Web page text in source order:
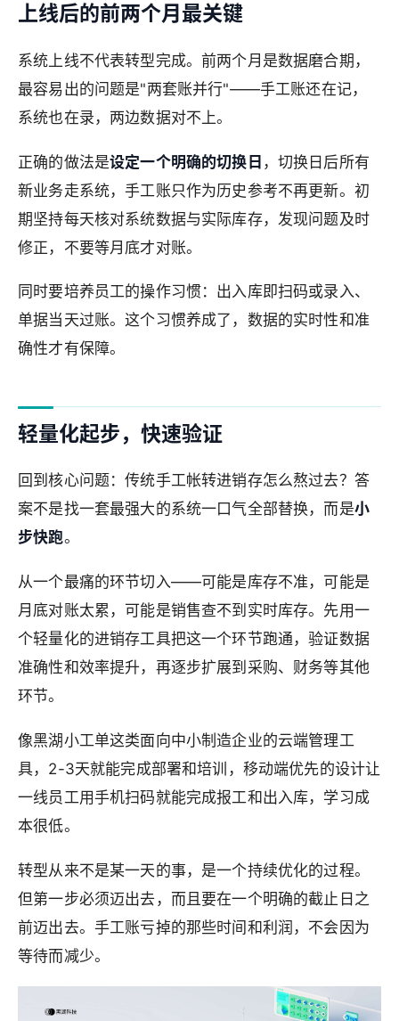
上线后的前两个月最关键
系统上线不代表转型完成。前两个月是数据磨合期，
最容易出的问题是"两套账并行"——手工账还在记，
系统也在录，两边数据对不上。
正确的做法是设定一个明确的切换日 ，切换日后所有
新业务走系统，手工账只作为历史参考不再更新。初
期坚持每天核对系统数据与实际库存，发现问题及时
修正，不要等月底才对账。
同时要培养员工的操作习惯：出入库即扫码或录入、
单据当天过账。这个习惯养成了，数据的实时性和准
确性才有保障。
轻量化起步，快速验证
回到核心问题：传统手工帐转进销存怎么熬过去？答
案不是找一套最强大的系统一口气全部替换，而是小
步快跑。
从一个最痛的环节切入——可能是库存不准，可能是
月底对账太累，可能是销售查不到实时库存。先用一
个轻量化的进销存工具把这一个环节跑通，验证数据
准确性和效率提升，再逐步扩展到采购、财务等其他
环节。
像黑湖小工单这类面向中小制造企业的云端管理工
具，2-3天就能完成部署和培训，移动端优先的设计让
一线员工用手机扫码就能完成报工和出入库，学习成
本很低。
转型从来不是某一天的事，是一个持续优化的过程。
但第一步必须迈出去，而且要在一个明确的截止日之
前迈出去。手工账亏掉的那些时间和利润，不会因为
等待而减少。